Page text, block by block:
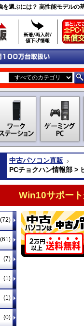
を選ぶには？ 高性能モデルの
中古パソコン直販
PCチョクハン情報部 >
Win10サポー
(72)
(61)
(7)
(1)
(1)
(0)